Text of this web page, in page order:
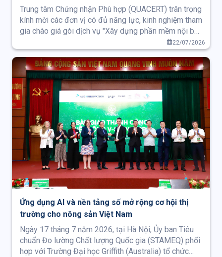
cho nghiệp vụ đánh giá sự phù hợp
Trung tâm Chứng nhận Phù hợp (QUACERT) trân trọng
kính mời các đơn vị có đủ năng lực, kinh nghiệm tham
gia chào giá gói dịch vụ "Xây dựng phần mềm nội bộ
và Quản lý hoạt động chức năng dành cho nghiệp vụ
Đánh giá sự phù hợp".
22/07/2026
Ứng dụng AI và nền tảng số mở rộng cơ hội thị
trường cho nông sản Việt Nam
Ngày 17 tháng 7 năm 2026, tại Hà Nội, Ủy ban Tiêu
chuẩn Đo lường Chất lượng Quốc gia (STAMEQ) phối
hợp với Trường Đại học Griffith (Australia) tổ chức